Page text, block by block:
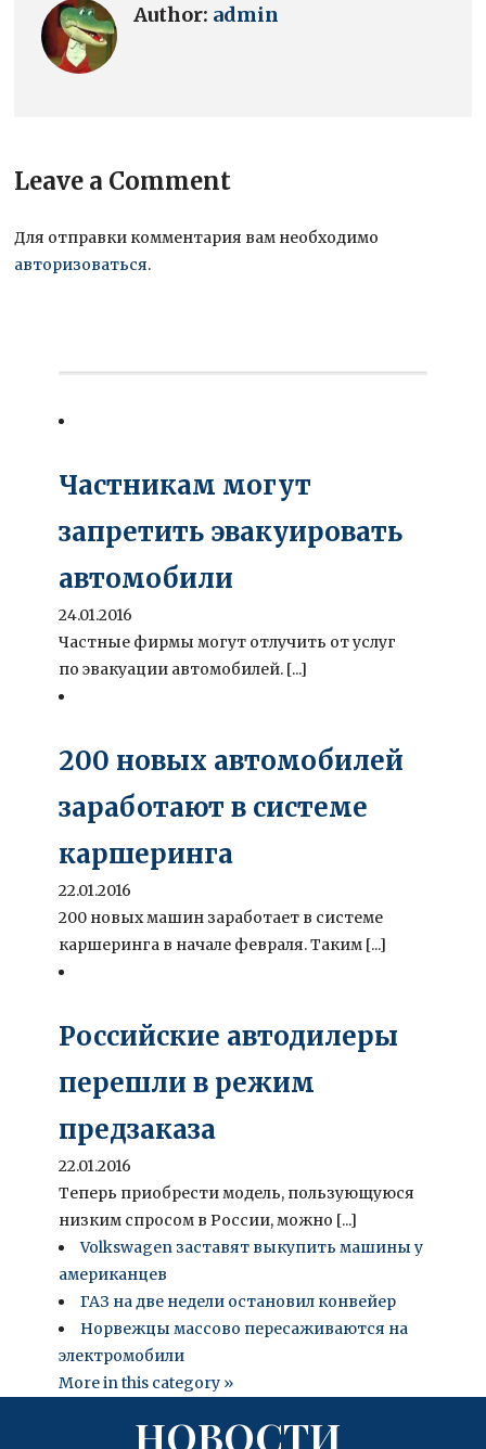
Author: admin
Leave a Comment
Для отправки комментария вам необходимо
авторизоваться.
Частникам могут
запретить эвакуировать
автомобили
24.01.2016
Частные фирмы могут отлучить от услуг
по эвакуации автомобилей. [...]
200 новых автомобилей
заработают в системе
каршеринга
22.01.2016
200 новых машин заработает в системе
каршеринга в начале февраля. Таким [...]
Российские автодилеры
перешли в режим
предзаказа
22.01.2016
Теперь приобрести модель, пользующуюся
низким спросом в России, можно [...]
Volkswagen заставят выкупить машины у
американцев
ГАЗ на две недели остановил конвейер
Норвежцы массово пересаживаются на
электромобили
More in this category »
НОВОСТИ